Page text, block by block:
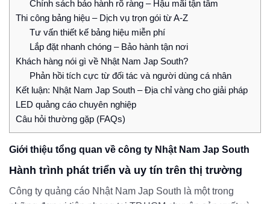
Chính sách bảo hành rõ ràng – Hậu mãi tận tâm
Thi công bảng hiệu – Dịch vụ trọn gói từ A-Z
Tư vấn thiết kế bảng hiệu miễn phí
Lắp đặt nhanh chóng – Bảo hành tận nơi
Khách hàng nói gì về Nhật Nam Jap South?
Phản hồi tích cực từ đối tác và người dùng cá nhân
Kết luận: Nhật Nam Jap South – Địa chỉ vàng cho giải pháp
LED quảng cáo chuyên nghiệp
Câu hỏi thường gặp (FAQs)
Giới thiệu tổng quan về công ty Nhật Nam Jap South
Hành trình phát triển và uy tín trên thị trường
Công ty quảng cáo Nhật Nam Jap South là một trong